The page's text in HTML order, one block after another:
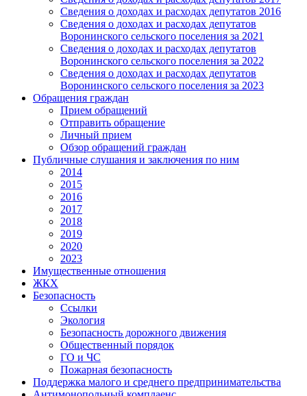
Сведения о доходах и расходах депутатов 2016
Сведения о доходах и расходах депутатов
Воронинского сельского поселения за 2021
Сведения о доходах и расходах депутатов
Воронинского сельского поселения за 2022
Сведения о доходах и расходах депутатов
Воронинского сельского поселения за 2023
Обращения граждан
Прием обращений
Отправить обращение
Личный прием
Обзор обращений граждан
Публичные слушания и заключения по ним
2014
2015
2016
2017
2018
2019
2020
2023
Имущественные отношения
ЖКХ
Безопасность
Ссылки
Экология
Безопасность дорожного движения
Общественный порядок
ГО и ЧС
Пожарная безопасность
Поддержка малого и среднего предпринимательства